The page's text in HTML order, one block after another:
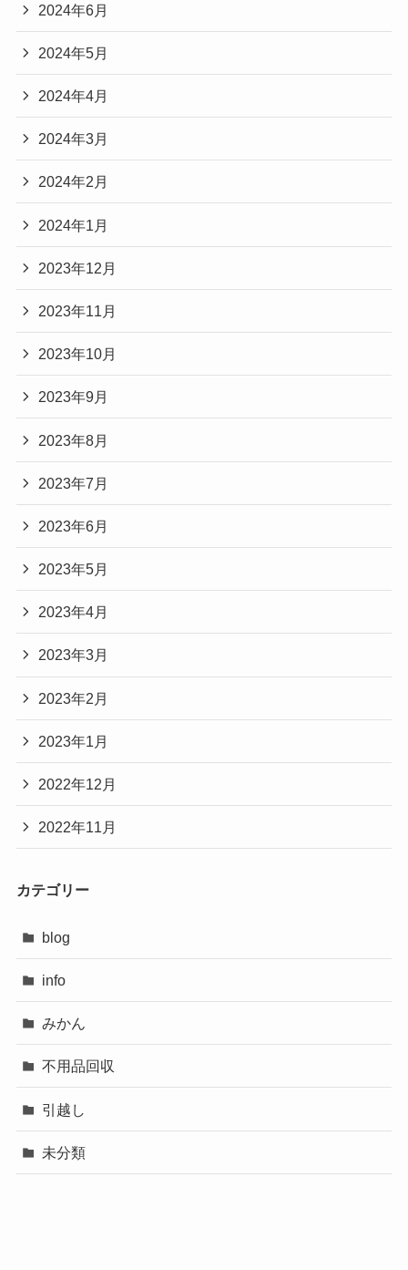
2024年6月
2024年5月
2024年4月
2024年3月
2024年2月
2024年1月
2023年12月
2023年11月
2023年10月
2023年9月
2023年8月
2023年7月
2023年6月
2023年5月
2023年4月
2023年3月
2023年2月
2023年1月
2022年12月
2022年11月
カテゴリー
blog
info
みかん
不用品回収
引越し
未分類